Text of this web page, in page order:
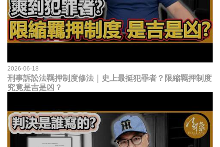
2026-06-18
刑事訴訟法羈押制度修法｜史上最挺犯罪者？限縮羈押制度
究竟是吉是凶？